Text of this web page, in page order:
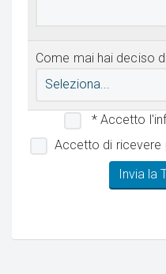
Come mai hai deciso
Seleziona...
* Accetto
Accetto di ricevere